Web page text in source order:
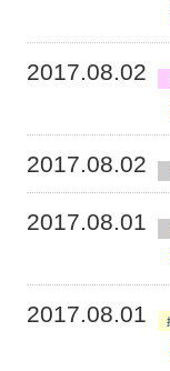
2017.08.02
2017.08.02
2017.08.01
2017.08.01